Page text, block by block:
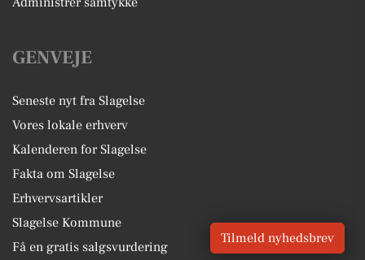
GENVEJE
Seneste nyt fra Slagelse
Vores lokale erhverv
Kalenderen for Slagelse
Fakta om Slagelse
Erhvervsartikler
Slagelse Kommune
Få en gratis salgsvurdering
Tilmeld nyhedsbrev